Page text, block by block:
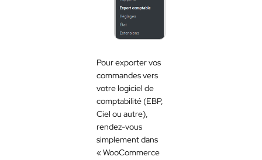
Pour exporter vos
commandes vers
votre logiciel de
comptabilité (EBP,
Ciel ou autre),
rendez-vous
simplement dans
« WooCommerce